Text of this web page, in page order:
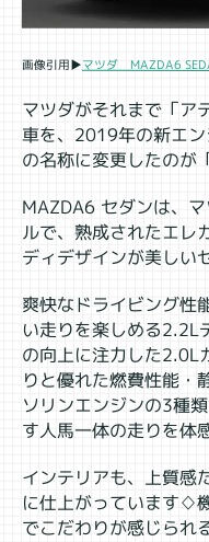
画像引用▶マツダ MAZDA6
マツダがそれまで「ア
車を、2019年の新エ
の名称に変更したのが
MAZDA6 セダンは、
ルで、熟成されたエレ
ディデザインが美しい
爽快なドライビング性
い走りを楽しめる2.2L
の向上に注力した2.0L
りと優れた燃費性能・
ソリンエンジンの3種
す人馬一体の走りを体
インテリアも、上質感
に仕上がっています♢
でこだわりが感じられ